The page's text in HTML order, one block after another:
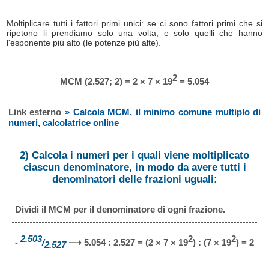
Moltiplicare tutti i fattori primi unici: se ci sono fattori primi che si
ripetono li prendiamo solo una volta, e solo quelli che hanno
l'esponente più alto (le potenze più alte).
MCM (2.527; 2) = 2 × 7 × 192 = 5.054
Link esterno » Calcola MCM, il minimo comune multiplo di
numeri, calcolatrice online
2) Calcola i numeri per i quali viene moltiplicato
ciascun denominatore, in modo da avere tutti i
denominatori delle frazioni uguali:
Dividi il MCM per il denominatore di ogni frazione.
-2.503/2.527 ⟶ 5.054 : 2.527 = (2 × 7 × 192) : (7 × 192) = 2